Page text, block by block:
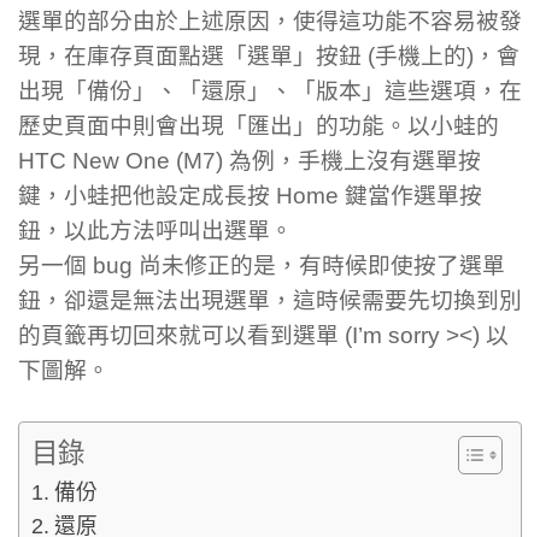
選單的部分由於上述原因，使得這功能不容易被發
現，在庫存頁面點選「選單」按鈕 (手機上的)，會
出現「備份」、「還原」、「版本」這些選項，在
歷史頁面中則會出現「匯出」的功能。以小蛙的
HTC New One (M7) 為例，手機上沒有選單按
鍵，小蛙把他設定成長按 Home 鍵當作選單按
鈕，以此方法呼叫出選單。
另一個 bug 尚未修正的是，有時候即使按了選單
鈕，卻還是無法出現選單，這時候需要先切換到別
的頁籤再切回來就可以看到選單 (I’m sorry ><) 以
下圖解。
目錄
備份
還原